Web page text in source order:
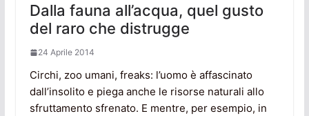
Dalla fauna all’acqua, quel gusto
del raro che distrugge
24 Aprile 2014
Circhi, zoo umani, freaks: l’uomo è affascinato
dall’insolito e piega anche le risorse naturali allo
sfruttamento sfrenato. E mentre, per esempio, in